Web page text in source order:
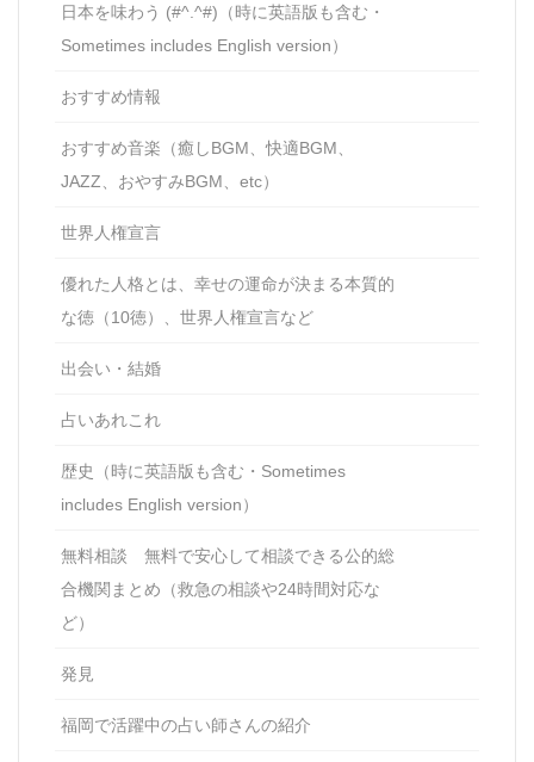
日本を味わう (#^.^#)（時に英語版も含む・
Sometimes includes English version）
おすすめ情報
おすすめ音楽（癒しBGM、快適BGM、
JAZZ、おやすみBGM、etc）
世界人権宣言
優れた人格とは、幸せの運命が決まる本質的
な徳（10徳）、世界人権宣言など
出会い・結婚
占いあれこれ
歴史（時に英語版も含む・Sometimes
includes English version）
無料相談 無料で安心して相談できる公的総
合機関まとめ（救急の相談や24時間対応な
ど）
発見
福岡で活躍中の占い師さんの紹介